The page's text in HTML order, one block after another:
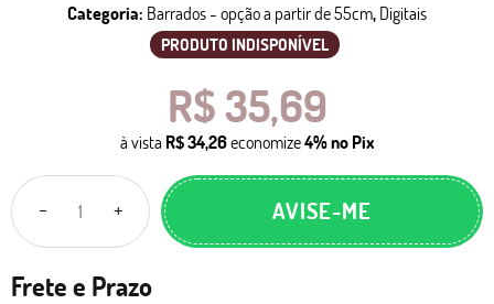
Categoria: Barrados - opção a partir de 55cm, Digitais
PRODUTO INDISPONÍVEL
R$ 35,69
à vista R$ 34,26economize4%no Pix
AVISE-ME
Frete e Prazo